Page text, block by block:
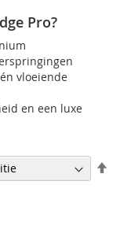
Pro?
vloeiende
en een luxe